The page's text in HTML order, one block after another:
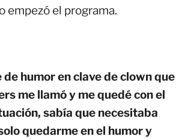
empezó el programa.
humor en clave de clown que
me llamó y me quedé con el
sabía que necesitaba
quedarme en el humor y